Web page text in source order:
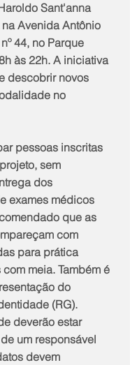
Sant'anna
Avenida Antônio
44, no Parque
às 22h. A iniciativa
descobrir novos
no
pessoas inscritas
sem
dos
exames médicos
que as
com
para prática
meia. Também é
do
(RG).
deverão estar
um responsável
devem